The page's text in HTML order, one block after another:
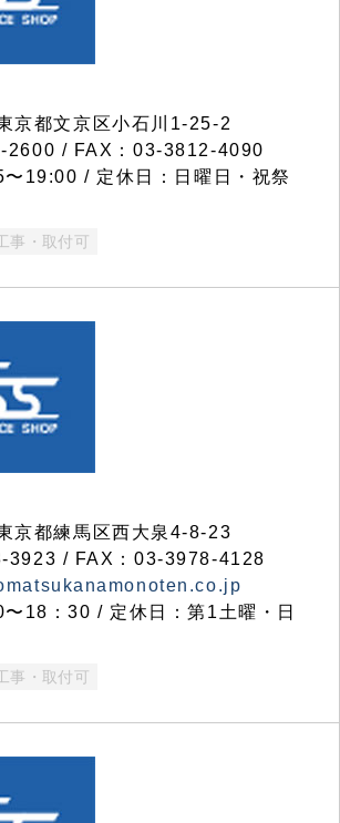
都文京区小石川1-25-2
2600 / FAX：03-3812-4090
19:00 / 定休日：日曜日・祝祭
事・取付可
都練馬区西大泉4-8-23
3923 / FAX：03-3978-4128
18：30 / 定休日：第1土曜・日
事・取付可